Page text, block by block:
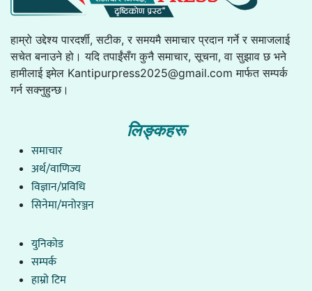
हाम्रो उद्देश्य पारदर्शी, सटीक, र समयमै समाचार प्रदान गर्ने र समाजलाई
सचेत बनाउने हो। यदि तपाईंसँग कुनै समाचार, सूचना, वा सुझाव छ भने
हामीलाई इमेल Kantipurpress2025@gmail.com मार्फत सम्पर्क
गर्न सक्नुहुन्छ।
लिङ्कहरू
समाचार
अर्थ/वाणिज्य
विज्ञान/प्रविधि
सिनेमा/मनोरञ्जन
युनिकाेड
सम्पर्क
हाम्राे टिम